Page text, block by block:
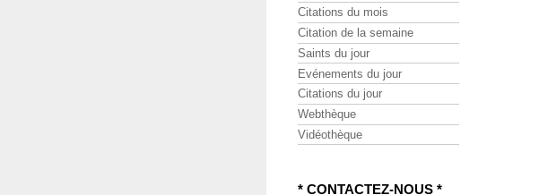
Citations du mois
Citation de la semaine
Saints du jour
Evénements du jour
Citations du jour
Webthèque
Vidéothèque
* CONTACTEZ-NOUS *